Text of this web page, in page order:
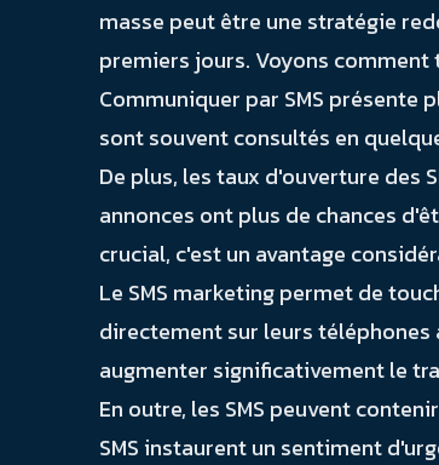
masse peut être une stratégie
premiers jours. Voyons
Communiquer par SMS présente
sont souvent consultés en
De plus, les taux d'ouverture des
annonces ont plus de chances
crucial, c'est un avantage
Le SMS marketing permet de
directement sur leurs
augmenter significativement le
En outre, les SMS peuvent
SMS instaurent un sentiment